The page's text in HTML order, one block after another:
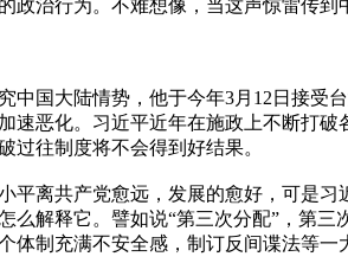
政治行为。不难想像，当这声惊雷传
中国大陆情势，他于今年3月12日接受
速恶化。习近平近年在施政上不断打
过往制度将不会得到好结果。
平离共产党愈远，发展的愈好，可是
么解释它。譬如说“第三次分配”，第
体制充满不安全感，制订反间谍法等